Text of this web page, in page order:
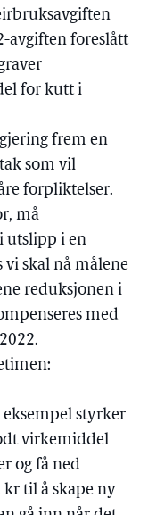
avgiften foreslått
for kutt i
frem en
som vil
forpliktelser.
må
utslipp i en
vi skal nå målene
reduksjonen i
med
styrker
virkemiddel
og få ned
kr til å skape ny